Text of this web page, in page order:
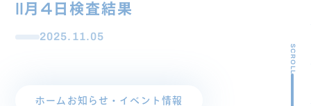
11月4日検査結果
2025.11.05
ホーム お知らせ・イベント情報
SCROLL